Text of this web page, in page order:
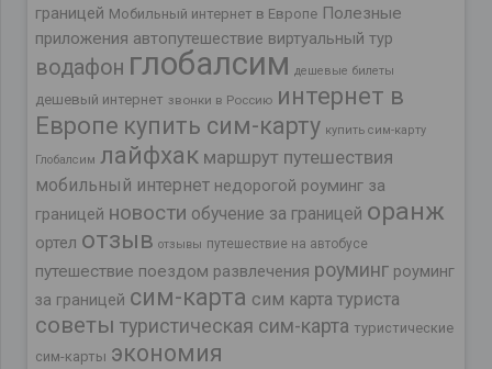
границей Мобильный интернет в Европе Полезные
приложения автопутешествие виртуальный тур
водафон глобалсим дешевые билеты
дешевый интернет звонки в Россию интернет в
Европе купить сим-карту купить сим-карту
Глобалсим лайфхак маршрут путешествия
мобильный интернет недорогой роуминг за
границей новости обучение за границей оранж
ортел отзыв отзывы путешествие на автобусе
путешествие поездом развлечения роуминг роуминг
за границей сим-карта сим карта туриста
советы туристическая сим-карта туристические
сим-карты экономия